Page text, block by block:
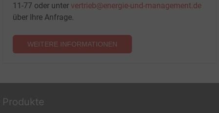
11-77 oder unter vertrieb@energie-und-management.de
über Ihre Anfrage.
WEITERE INFORMATIONEN
Produkte